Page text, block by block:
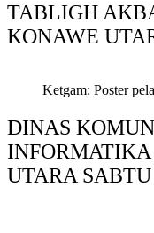
TABLIGH
KONAWE
Ketgam: Poster
DINAS
UTARA